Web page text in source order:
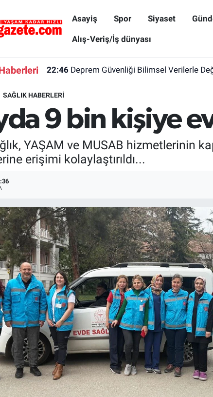
Asayiş Spor Siyaset
Alış-Veriş/İş dünyası
22:46 Deprem Güvenliği Bilimsel Verilerle
SAĞLIK HABERLERI
9 bin kişiye
YAŞAM ve MUSAB hizmetlerinin
erişimi kolaylaştırıldı...
ve Fikstür